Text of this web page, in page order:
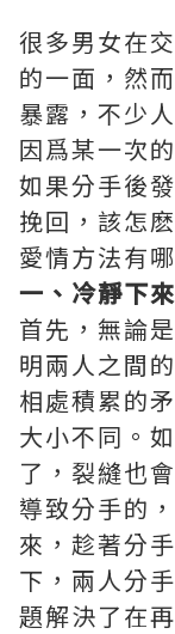
很多男女在
的一面，然
暴露，不少
因爲某一次
如果分手後
挽回，該怎
愛情方法有
一、冷靜下
首先，無論
明兩人之間
相處積累的
大小不同。
了，裂縫也
導致分手的
來，趁著分
下，兩人分
題解決了在